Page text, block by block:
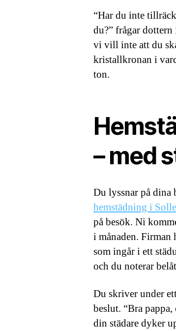
“Har du inte
du?” frågar
vi vill inte att du
kristallkronan i
ton.
– med
Du lyssnar på dina
hemstädning i
på besök. Ni
i månaden. Firman
som ingår i ett
och du noterar
Du skriver under
beslut. “Bra
din städare dyker